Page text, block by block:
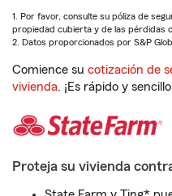
1. Por favor, consulte su póliza de
propiedad cubierta y de las pérdidas
2. Datos proporcionados por S&P
Comience su cotización de
vivienda. ¡Es rápido y
Proteja su vivienda